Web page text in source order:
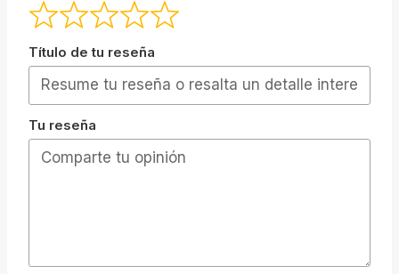
Título de tu reseña
Tu reseña